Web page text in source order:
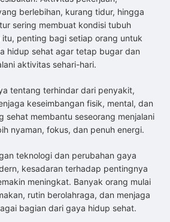
berlebihan, kurang tidur, hingga
sering membuat kondisi tubuh
itu, penting bagi setiap orang untuk
hidup sehat agar tetap bugar dan
aktivitas sehari-hari.
tentang terhindar dari penyakit,
keseimbangan fisik, mental, dan
sehat membantu seseorang menjalani
nyaman, fokus, dan penuh energi.
teknologi dan perubahan gaya
kesadaran terhadap pentingnya
meningkat. Banyak orang mulai
rutin berolahraga, dan menjaga
bagian dari gaya hidup sehat.